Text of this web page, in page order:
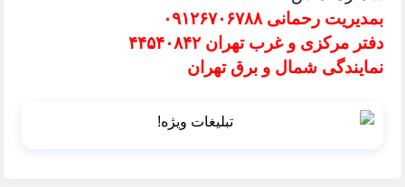
بمدیریت رحمانی ۰۹۱۲۶۷۰۶۷۸۸
دفتر مرکزی و غرب تهران ۴۴۵۴۰۸۴۲
نمایندگی شمال و برق تهران